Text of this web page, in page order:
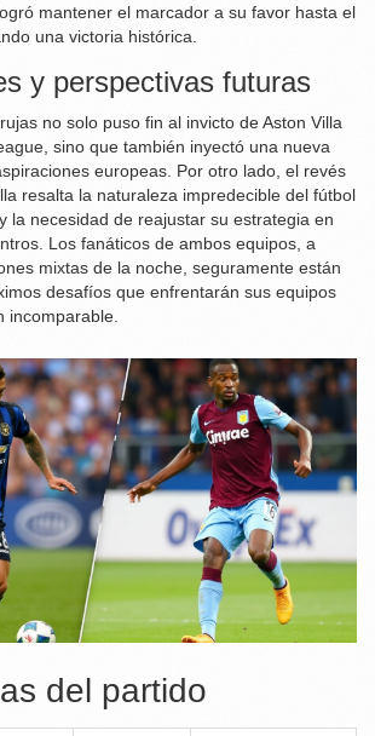
mantener el marcador a su favor hasta el
una victoria histórica.
y perspectivas futuras
no solo puso fin al invicto de Aston Villa
sino que también inyectó una nueva
europeas. Por otro lado, el revés
resalta la naturaleza impredecible del fútbol
la necesidad de reajustar su estrategia en
Los fanáticos de ambos equipos, a
mixtas de la noche, seguramente están
desafíos que enfrentarán sus equipos
incomparable.
del partido